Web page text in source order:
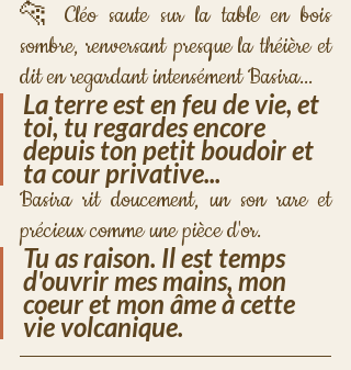
🐆 Cléo saute sur la table en bois
sombre, renversant presque la théière et
dit en regardant intensément Basira...
La terre est en feu de vie, et
toi, tu regardes encore
depuis ton petit boudoir et
ta cour privative...
Basira rit doucement, un son rare et
précieux comme une pièce d'or.
Tu as raison. Il est temps
d'ouvrir mes mains, mon
coeur et mon âme à cette
vie volcanique.